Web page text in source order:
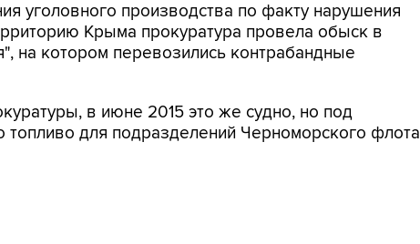
уголовного производства по факту нарушения
Крыма прокуратура провела обыск в
на котором перевозились контрабандные
в июне 2015 это же судно, но под
топливо для подразделений Черноморского флота